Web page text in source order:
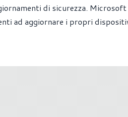
di sicurezza. Microsoft
ad aggiornare i propri